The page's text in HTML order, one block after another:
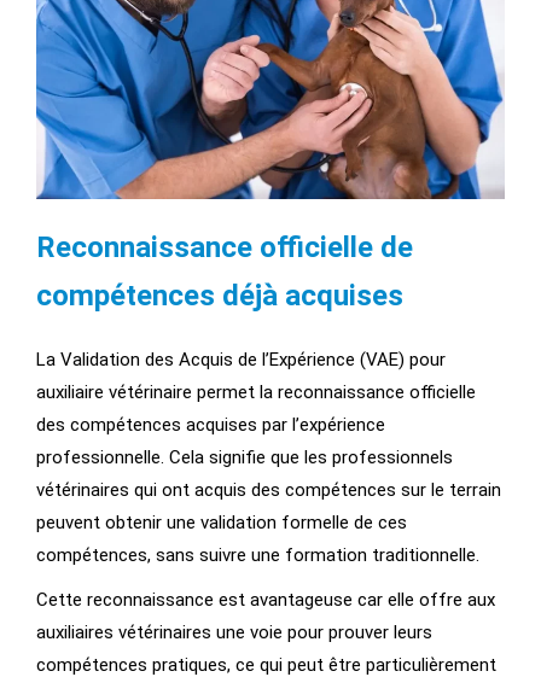
Reconnaissance officielle de
compétences déjà acquises
La Validation des Acquis de l’Expérience (VAE) pour
auxiliaire vétérinaire permet la reconnaissance officielle
des compétences acquises par l’expérience
professionnelle. Cela signifie que les professionnels
vétérinaires qui ont acquis des compétences sur le terrain
peuvent obtenir une validation formelle de ces
compétences, sans suivre une formation traditionnelle.
Cette reconnaissance est avantageuse car elle offre aux
auxiliaires vétérinaires une voie pour prouver leurs
compétences pratiques, ce qui peut être particulièrement